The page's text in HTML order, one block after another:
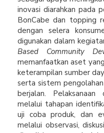
inovasi diarahkan pada
BonCabe dan topping
dengan selera
digunakan dalam
Based Community
memanfaatkan aset
keterampilan sumber
serta sistem
berjalan. Pelaksanaan
melalui tahapan
uji coba produk, dan
melalui observasi,